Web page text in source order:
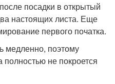
посадки в открытый
настоящих листа. Еще
первого початка.
медленно, поэтому
полностью не покроется